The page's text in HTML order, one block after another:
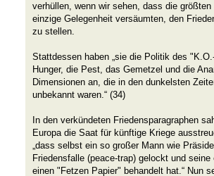
verhüllen, wenn wir sehen, dass die
einzige Gelegenheit versäumten, den
zu stellen.
Stattdessen haben „sie die Politik des
Hunger, die Pest, das Gemetzel und die
Dimensionen an, die in den dunkelsten
unbekannt waren.“ (34)
In den verkündeten Friedensparagraphen
Europa die Saat für künftige Kriege
„dass selbst ein so großer Mann wie
Friedensfalle (peace-trap) gelockt und
einen "Fetzen Papier" behandelt hat.“ Nun